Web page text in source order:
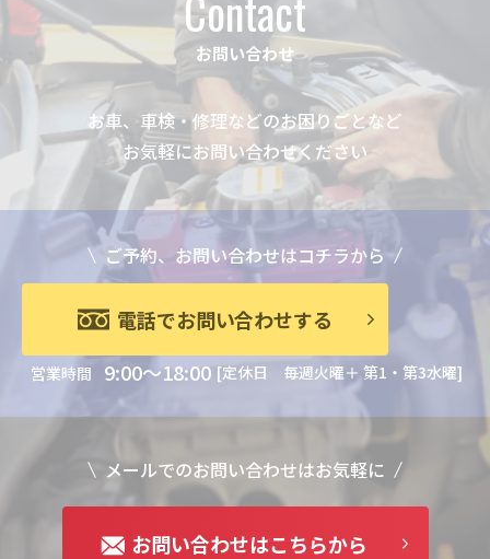
お問い合わせ
お車、車検・修理などのお困りごとなど
お気軽にお問い合わせください
ご予約、お問い合わせはコチラから
電話でお問い合わせする
営業時間 9:00～18:00 [定休日 毎週火曜＋ 第1・第3水曜]
メールでのお問い合わせはお気軽に
お問い合わせはこちらから